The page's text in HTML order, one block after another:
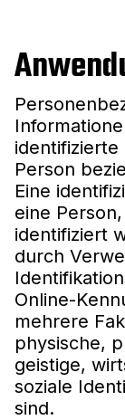
Person
Eine
eine
identifiziert
durch
Online-
mehrere
physische,
geistige,
soziale
sind.